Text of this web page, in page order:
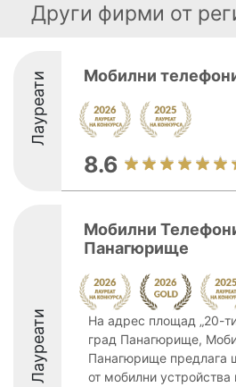
Други фирми от
Лауреати Мобилни
8.6
Лауреати
Мобилни
Панагюрище
На адрес площад „20-
град Панагюрище,
Панагюрище предлага
от мобилни устройства